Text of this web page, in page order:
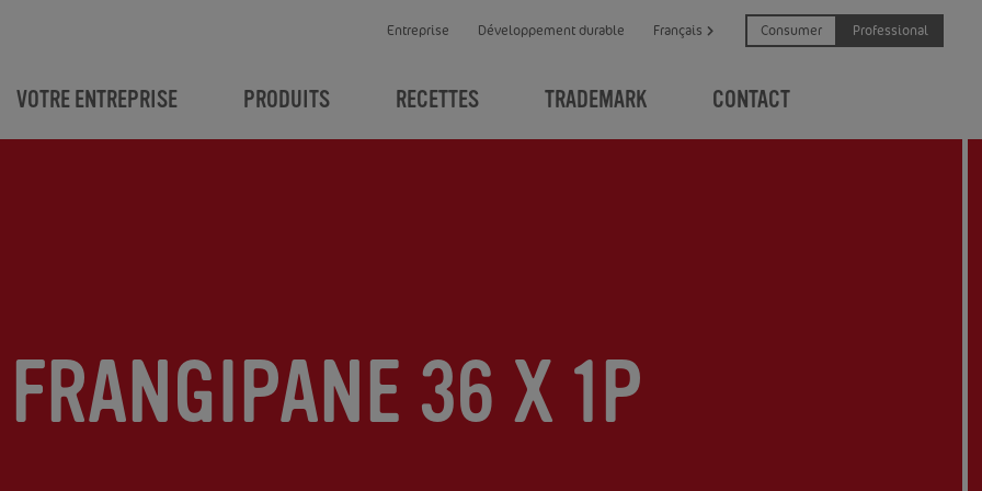
Entreprise Développement durable Français Professional
Consumer
VOTRE ENTREPRISE PRODUITS RECETTES TRADEMARK CONTACT
36 X 1P